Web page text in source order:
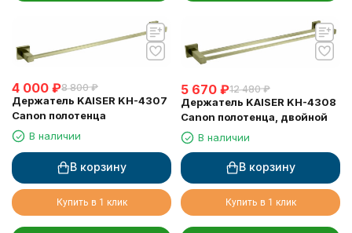
4 000 ₽8 800 ₽
Держатель KAISER KH-4307
Canon полотенца
В наличии
В корзину
Купить в 1 клик
5 670 ₽12 480 ₽
Держатель KAISER KH-4308
Canon полотенца, двойной
В наличии
В корзину
Купить в 1 клик